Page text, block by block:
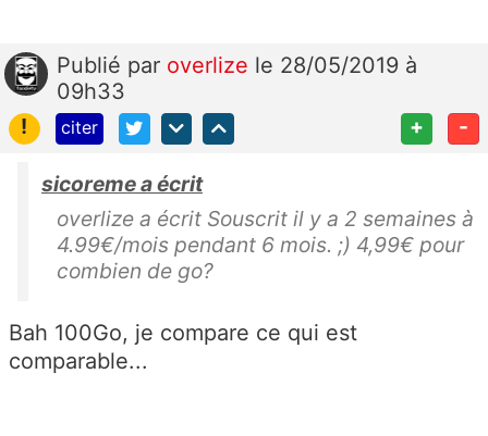
Publié par overlize le 28/05/2019 à
09h33
!
citer + -
sicoreme a écrit
overlize a écrit Souscrit il y a 2 semaines à
4.99€/mois pendant 6 mois. ;) 4,99€ pour
combien de go?
Bah 100Go, je compare ce qui est
comparable...